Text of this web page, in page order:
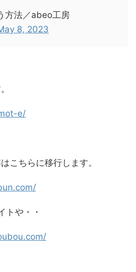
方法／abeo工房
8, 2023
e/
こちらに移行します。
トや・・